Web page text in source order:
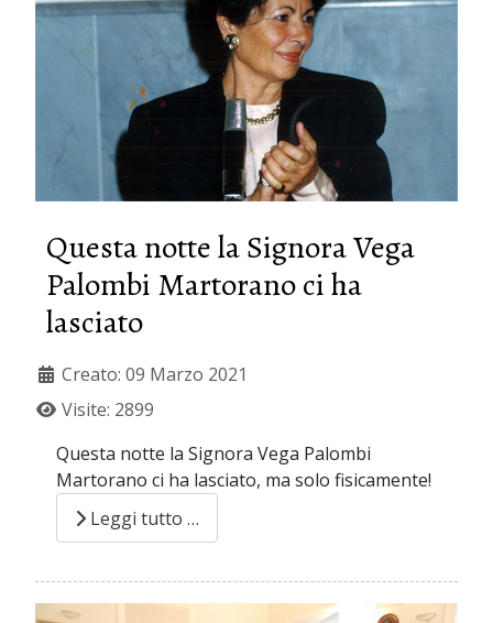
Questa notte la Signora Vega
Palombi Martorano ci ha
lasciato
Creato: 09 Marzo 2021
Visite: 2899
Questa notte la Signora Vega Palombi
Martorano ci ha lasciato, ma solo fisicamente!
Leggi tutto …